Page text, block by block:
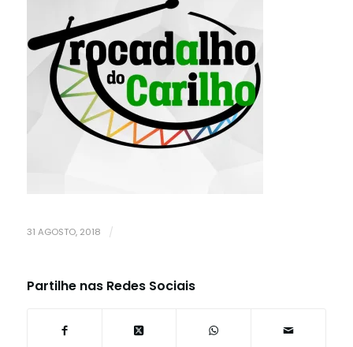
31 AGOSTO, 2018 /
Partilhe nas Redes Sociais